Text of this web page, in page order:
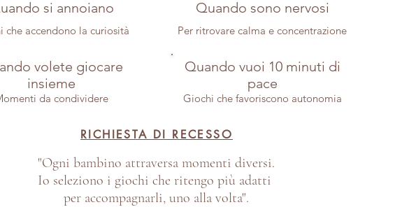
si annoiano
che accendono la curiosità
volete giocare
insieme
da condividere
Quando sono nervosi
Per ritrovare calma e concentrazione
Quando vuoi 10 minuti di
pace
Giochi che favoriscono autonomia
RICHIESTA DI RECESSO
"Ogni bambino attraversa momenti diversi.
Io seleziono i giochi che ritengo più adatti
per accompagnarli, uno alla volta".